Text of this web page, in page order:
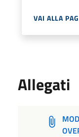
VAI ALLA
Allegati